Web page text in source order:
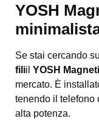
YOSH
Se stai cercando
filiil YOSH
mercato. È
tenendo il telefono
alta potenza.